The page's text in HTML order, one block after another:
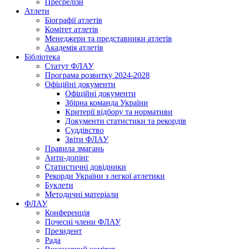
Атлети
Біографії атлетів
Комітет атлетів
Менеджери та представники атлетів
Академія атлетів
Бібліотека
Статут ФЛАУ
Програма розвитку 2024-2028
Офіційні документи
Офіційні документи
Збірна команда України
Критерії відбору та нормативи
Документи статистики та рекордів
Суддівство
Звіти ФЛАУ
Правила змагань
Анти-допінг
Статистичні довідники
Рекорди України з легкої атлетики
Буклети
Методичні матеріали
ФЛАУ
Конференція
Почесні члени ФЛАУ
Президент
Рада